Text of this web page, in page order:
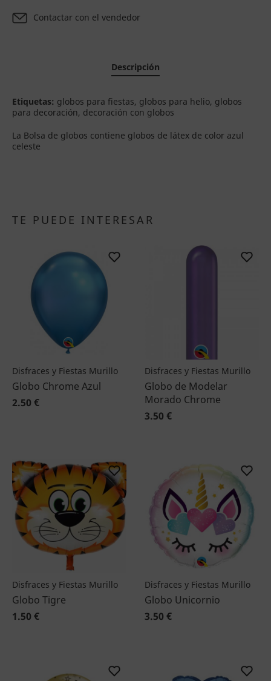
Contactar con el vendedor
Descripción
Etiquetas: globos para fiestas, globos para helio, globos
para decoración, decoración con globos
La Bolsa de globos contiene globos de látex de color azul
celeste
TE PUEDE INTERESAR
Disfraces y Fiestas Murillo
Globo Chrome Azul
2.50 €
Disfraces y Fiestas Murillo
Globo de Modelar
Morado Chrome
3.50 €
Disfraces y Fiestas Murillo
Globo Tigre
1.50 €
Disfraces y Fiestas Murillo
Globo Unicornio
3.50 €